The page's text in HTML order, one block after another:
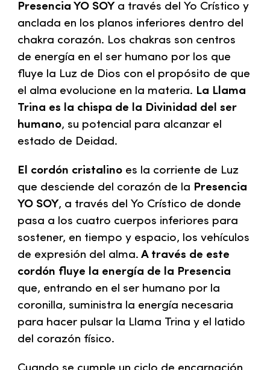
Presencia YO SOY a través del Yo Crístico y
anclada en los planos inferiores dentro del
chakra corazón. Los chakras son centros
de energía en el ser humano por los que
fluye la Luz de Dios con el propósito de que
el alma evolucione en la materia. La Llama
Trina es la chispa de la Divinidad del ser
humano, su potencial para alcanzar el
estado de Deidad.
El cordón cristalino es la corriente de Luz
que desciende del corazón de la Presencia
YO SOY, a través del Yo Crístico de donde
pasa a los cuatro cuerpos inferiores para
sostener, en tiempo y espacio, los vehículos
de expresión del alma. A través de este
cordón fluye la energía de la Presencia
que, entrando en el ser humano por la
coronilla, suministra la energía necesaria
para hacer pulsar la Llama Trina y el latido
del corazón físico.